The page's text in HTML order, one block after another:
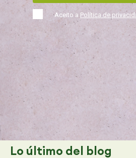
Aceito a Política de
Lo último del blog